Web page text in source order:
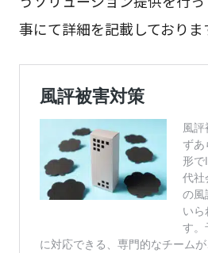
事にて詳細を記載しておりま